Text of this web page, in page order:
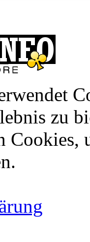
zu
Cookies,